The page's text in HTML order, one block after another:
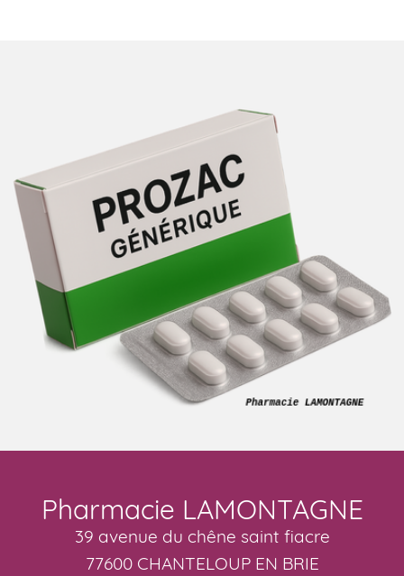
Pharmacie LAMONTAGNE
39 avenue du chêne saint fiacre
77600 CHANTELOUP EN BRIE